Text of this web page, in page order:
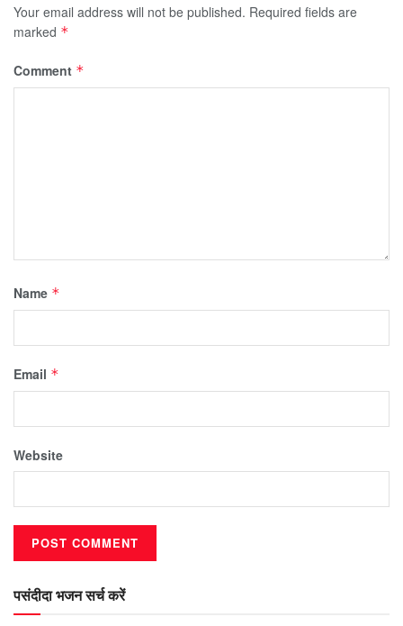
Your email address will not be published. Required fields are
marked *
Comment *
Name *
Email *
Website
पसंदीदा भजन सर्च करें